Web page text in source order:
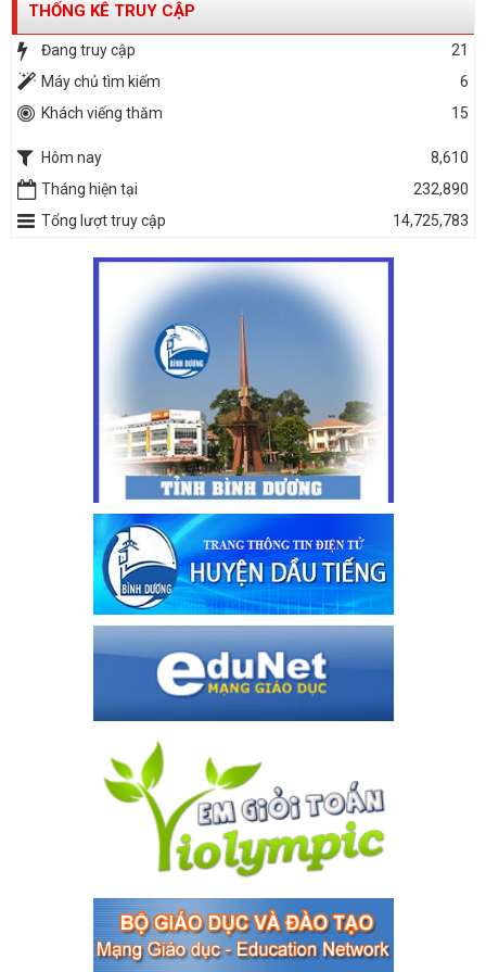
THỐNG KÊ TRUY CẬP
Đang truy cập
21
Máy chủ tìm kiếm
6
Khách viếng thăm
15
Hôm nay
8,610
Tháng hiện tại
232,890
Tổng lượt truy cập
14,725,783